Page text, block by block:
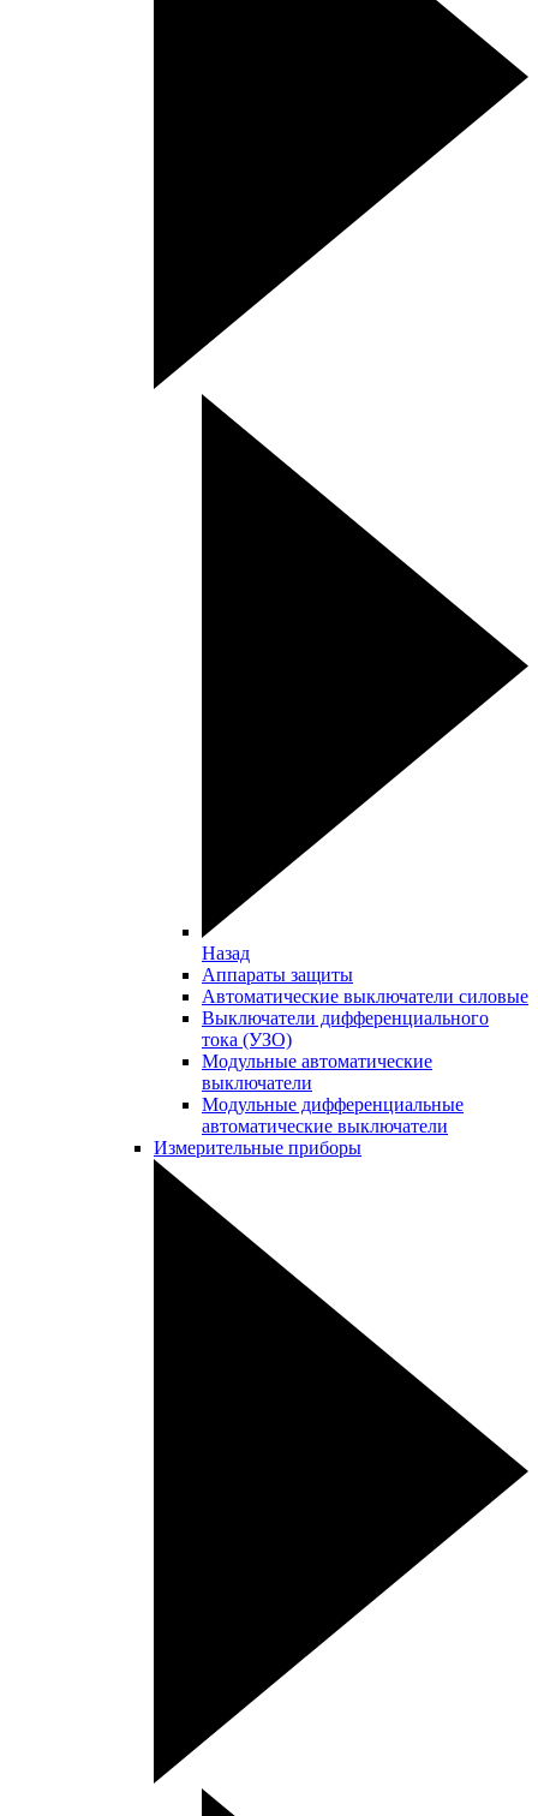
Назад
Аппараты защиты
Автоматические выключатели силовые
Выключатели дифференциального
тока (УЗО)
Модульные автоматические
выключатели
Модульные дифференциальные
автоматические выключатели
Измерительные приборы